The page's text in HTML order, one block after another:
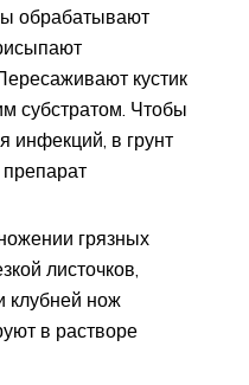
обрабатывают
кустик
субстратом. Чтобы
инфекций, в грунт
грязных
листочков,
клубней нож
в растворе